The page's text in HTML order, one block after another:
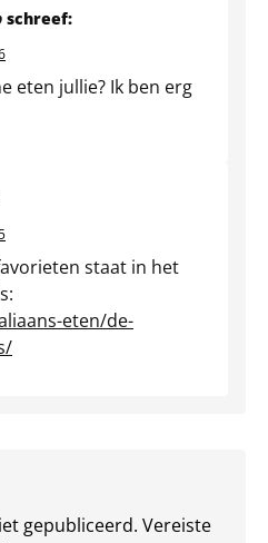
schreef:
eten jullie? Ik ben erg
staat in het
eten/de-
gepubliceerd. Vereiste